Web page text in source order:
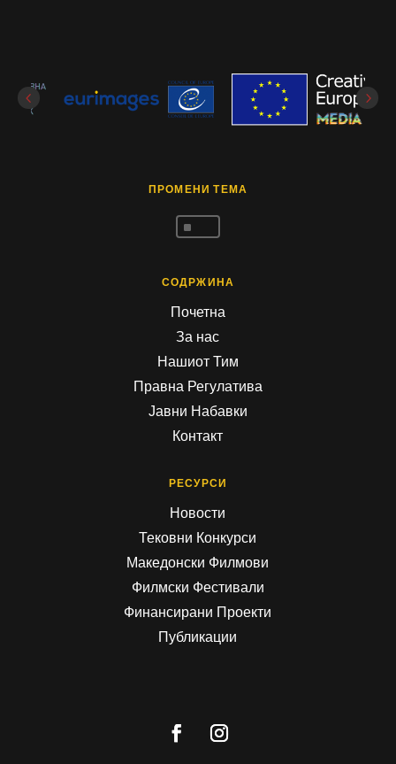
ПРОМЕНИ ТЕМА
^
СОДРЖИНА
Почетна
За нас
Нашиот Тим
Правна Регулатива
Јавни Набавки
Контакт
РЕСУРСИ
Новости
Тековни Конкурси
Македонски Филмови
Филмски Фестивали
Финансирани Проекти
Публикации